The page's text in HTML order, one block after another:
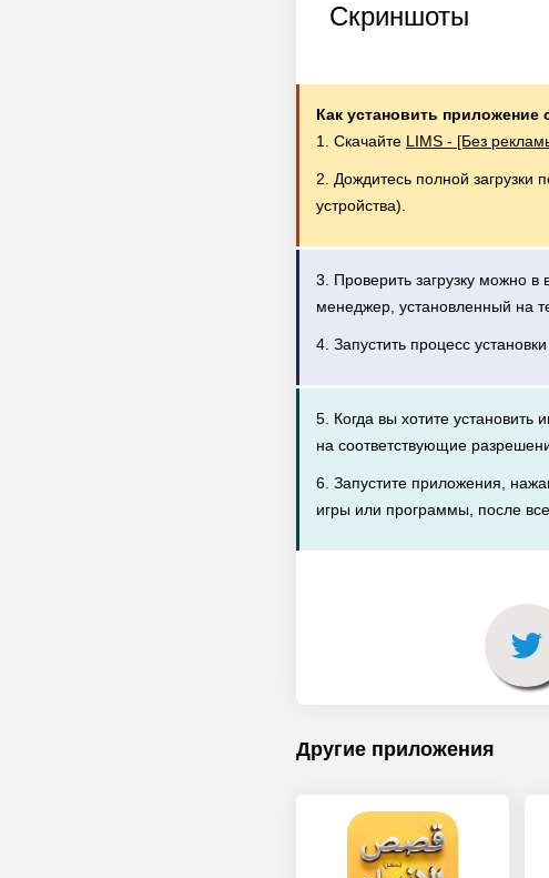
Скриншоты
Как установить приложение
1. Скачайте LIMS - [Без
2. Дождитесь полной загрузки
устройства).
3. Проверить загрузку можно
менеджер, установленный на
4. Запустить процесс
5. Когда вы хотите установить
на соответствующие
6. Запустите приложения,
игры или программы, после
Другие приложения